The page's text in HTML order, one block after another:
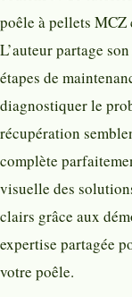
poêle à pellets
L’auteur partage
étapes de
diagnostiquer le
récupération
complète
visuelle des
clairs grâce aux
expertise partagée
votre poêle.